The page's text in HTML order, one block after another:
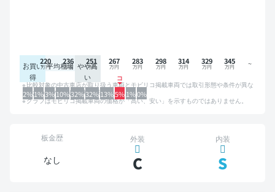
お買い
得
平均相場 やや高
い
2%1%3%10%32%32%13%5%1%0%
220 236 251 267 283 298 314 329 345
比較対象の中古車店が取り扱う車両とモビリコ掲載車両では取引形態や条件が異な
るため、グラフは参考情報です。
グラフはモビリコ掲載車両の価格が「高い、安い」を示すものではありません。
板金歴
なし
外装
C
内装
S